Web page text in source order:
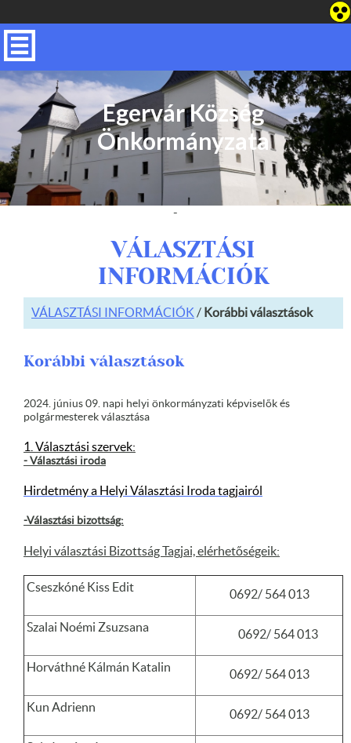
Egervár Község
Önkormányzata
-
VÁLASZTÁSI
INFORMÁCIÓK
VÁLASZTÁSI INFORMÁCIÓK / Korábbi választások
Korábbi választások
2024. június 09. napi helyi önkormányzati képviselők és
polgármesterek választása
1. Választási szervek:
- Választási iroda
Hirdetmény a Helyi Választási Iroda tagjairól
-Választási bizottság:
Helyi választási Bizottság Tagjai, elérhetőségeik:
Cseszkóné Kiss Edit
0692/ 564 013
Szalai Noémi Zsuzsana
0692/ 564 013
Horváthné Kálmán Katalin
0692/ 564 013
Kun Adrienn
0692/ 564 013